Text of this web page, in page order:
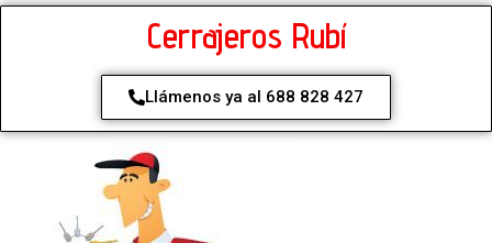
Cerrajeros Rubí
Llámenos ya al 688 828 427